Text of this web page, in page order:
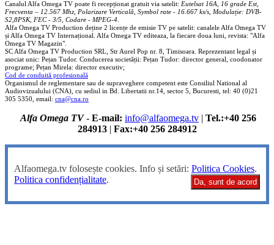
Canalul Alfa Omega TV poate fi recepționat gratuit via satelit: Eutelsat 16A, 16 grade Est,
Frecventa – 12.567 Mhz, Polarizare Verticală, Symbol rate - 16.667 ks/s, Modulație: DVB-
S2,8PSK, FEC - 3/5, Codare - MPEG-4
Alfa Omega TV Production deține 2 licențe de emisie TV pe satelit: canalele Alfa Omega TV
și Alfa Omega TV Internațional. Alfa Omega TV editeaza, la fiecare doua luni, revista: "Alfa
Omega TV Magazin".
SC Alfa Omega TV Production SRL, Str Aurel Pop nr. 8, Timisoara. Reprezentant legal și
asociat unic: Pețan Tudor. Conducerea societății: Pețan Tudor: director general, coodonator
programe; Pețan Mirela: director executiv;
Cod de conduită profesională
Organismul de reglementare sau de supraveghere competent este Consiliul National al
Audiovizualului (CNA), cu sediul in Bd. Libertatii nr.14, sector 5, Bucuresti, tel: 40 (0)21
305 5350, email: cna@cna.ro
Alfa Omega TV- E-mail: info@alfaomega.tv | Tel.:+40 256
284913| Fax:+40 256 284912
Alfaomega.tv folosește cookies. Info și setări: Politica Cookies.
Politica confidențialitate. Da, sunt de acord